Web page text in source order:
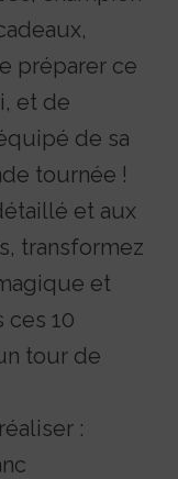
préparer ce
et de
de sa
tournée !
et aux
transformez
et
ces 10
tour de
: